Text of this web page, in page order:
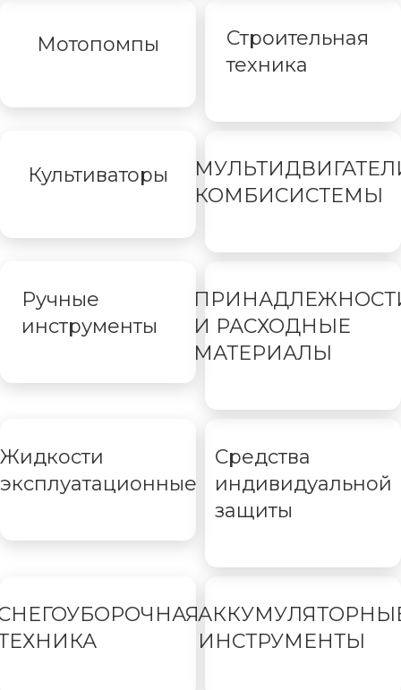
Мотопомпы
Строительная
техника
Культиваторы
КОМБИСИСТЕМЫ
Ручные
инструменты
И РАСХОДНЫЕ
МАТЕРИАЛЫ
Жидкости
эксплуатационные
Средства
индивидуальной
защиты
ИНСТРУМЕНТЫ